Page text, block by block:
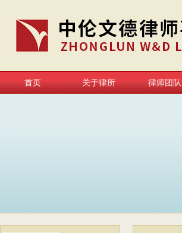
首页 关于律所 律师团队